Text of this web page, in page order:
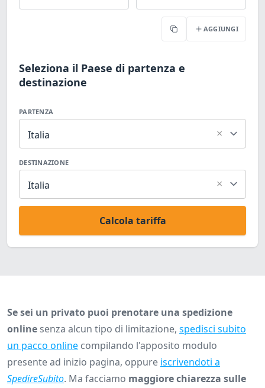
Copia AGGIUNGI
Seleziona il Paese di partenza e
destinazione
PARTENZA
Italia ×
DESTINAZIONE
Italia ×
Calcola tariffa
Se sei un privato puoi prenotare una spedizione
online senza alcun tipo di limitazione, spedisci subito
un pacco online compilando l'apposito modulo
presente ad inizio pagina, oppure iscrivendoti a
SpedireSubito. Ma facciamo maggiore chiarezza sulle